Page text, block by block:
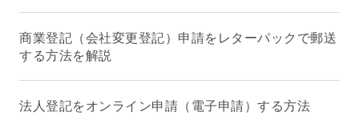
商業登記（会社変更登記）申請をレターパックで郵送
する方法を解説
法人登記をオンライン申請（電子申請）する方法